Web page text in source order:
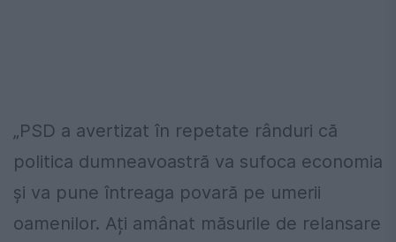
„PSD a avertizat în repetate rânduri că
politica dumneavoastră va sufoca economia
și va pune întreaga povară pe umerii
oamenilor. Ați amânat măsurile de relansare